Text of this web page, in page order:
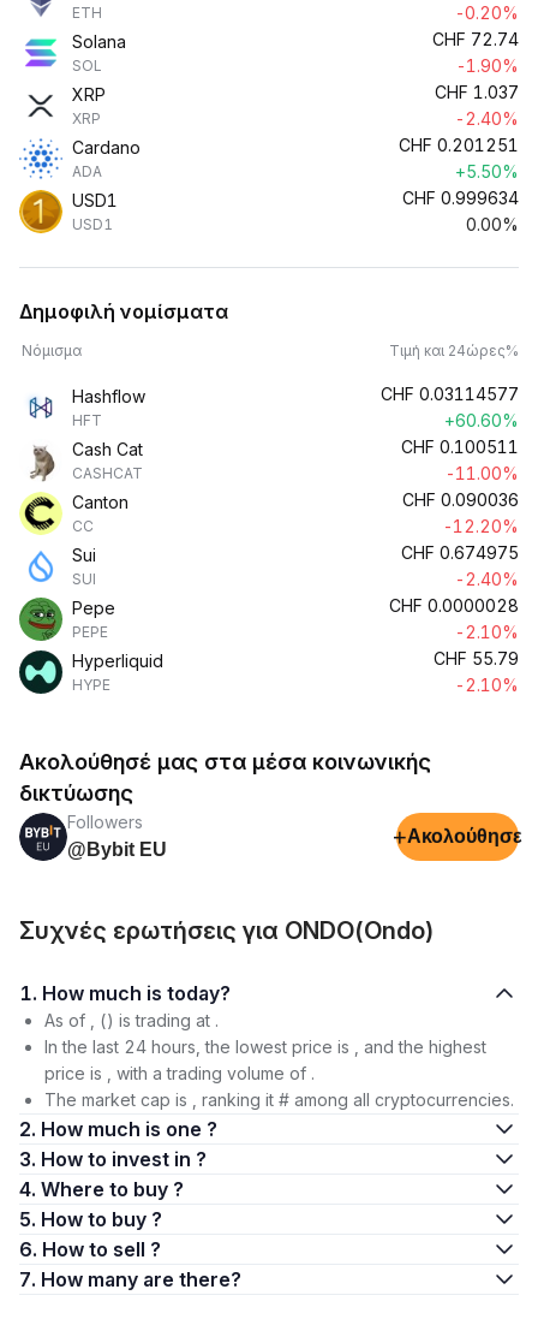
ETH
-0.20%
Solana
SOL
CHF 72.74
-1.90%
XRP
XRP
CHF 1.037
-2.40%
Cardano
ADA
CHF 0.201251
+5.50%
USD1
USD1
CHF 0.999634
0.00%
Δημοφιλή νομίσματα
Νόμισμα Τιμή και 24ώρες%
Hashflow
HFT
CHF 0.03114577
+60.60%
Cash Cat
CASHCAT
CHF 0.100511
-11.00%
Canton
CC
CHF 0.090036
-12.20%
Sui
SUI
CHF 0.674975
-2.40%
Pepe
PEPE
CHF 0.0000028
-2.10%
Hyperliquid
HYPE
CHF 55.79
-2.10%
Ακολούθησέ μας στα μέσα κοινωνικής
δικτύωσης
Followers
@Bybit EU
+Ακολούθησε
Συχνές ερωτήσεις για ONDO(Ondo)
1. How much is today?
As of , () is trading at .
In the last 24 hours, the lowest price is , and the highest
price is , with a trading volume of .
The market cap is , ranking it # among all cryptocurrencies.
2. How much is one ?
3. How to invest in ?
4. Where to buy ?
5. How to buy ?
6. How to sell ?
7. How many are there?